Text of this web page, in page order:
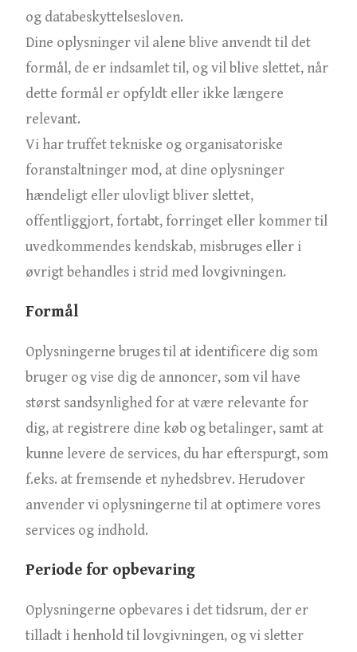
og databeskyttelsesloven.
Dine oplysninger vil alene blive anvendt til det
formål, de er indsamlet til, og vil blive slettet, når
dette formål er opfyldt eller ikke længere
relevant.
Vi har truffet tekniske og organisatoriske
foranstaltninger mod, at dine oplysninger
hændeligt eller ulovligt bliver slettet,
offentliggjort, fortabt, forringet eller kommer til
uvedkommendes kendskab, misbruges eller i
øvrigt behandles i strid med lovgivningen.
Formål
Oplysningerne bruges til at identificere dig som
bruger og vise dig de annoncer, som vil have
størst sandsynlighed for at være relevante for
dig, at registrere dine køb og betalinger, samt at
kunne levere de services, du har efterspurgt, som
f.eks. at fremsende et nyhedsbrev. Herudover
anvender vi oplysningerne til at optimere vores
services og indhold.
Periode for opbevaring
Oplysningerne opbevares i det tidsrum, der er
tilladt i henhold til lovgivningen, og vi sletter